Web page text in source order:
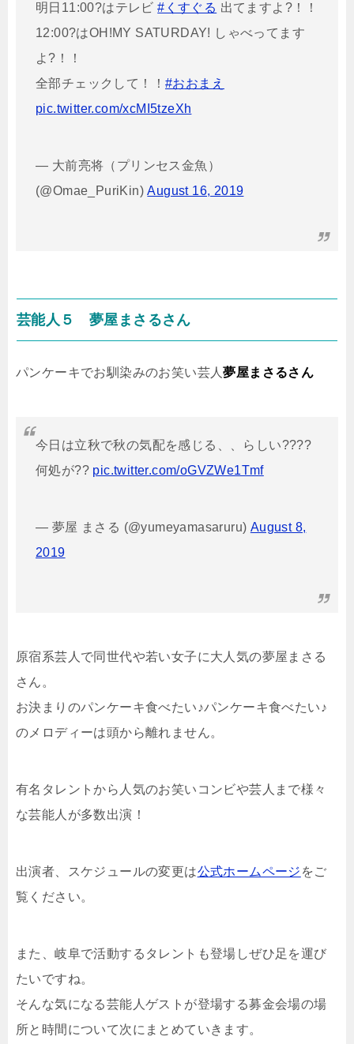
明日11:00?はテレビ#くすぐる 出てますよ?！！
12:00?はOH!MY SATURDAY! しゃべってます
よ?！！
全部チェックして！！ #おおまえ
pic.twitter.com/xcMI5tzeXh
— 大前亮将（プリンセス金魚）
(@Omae_PuriKin)August 16, 2019
芸能人５ 夢屋まさるさん
パンケーキでお馴染みのお笑い芸人夢屋まさるさん
今日は立秋で秋の気配を感じる、、らしい????
何処が?? pic.twitter.com/oGVZWe1Tmf
— 夢屋 まさる (@yumeyamasaruru) August 8,
2019
原宿系芸人で同世代や若い女子に大人気の夢屋まさる
さん。
お決まりのパンケーキ食べたい♪パンケーキ食べたい♪
のメロディーは頭から離れません。
有名タレントから人気のお笑いコンビや芸人まで様々
な芸能人が多数出演！
出演者、スケジュールの変更は公式ホームページ をご
覧ください。
また、岐阜で活動するタレントも登場しぜひ足を運び
たいですね。
そんな気になる芸能人ゲストが登場する募金会場の場
所と時間について次にまとめていきます。